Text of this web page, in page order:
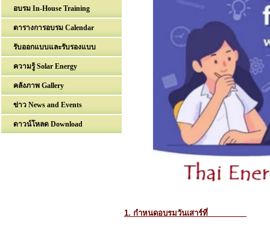
อบรม In-House Training
ตารางการอบรม Calendar
รับออกแบบและรับรองแบบ
ความรู้ Solar Energy
คลังภาพ Gallery
ข่าว News and Events
ดาวน์โหลด Download
1. กำหนดอบรมวันเสาร์ที่